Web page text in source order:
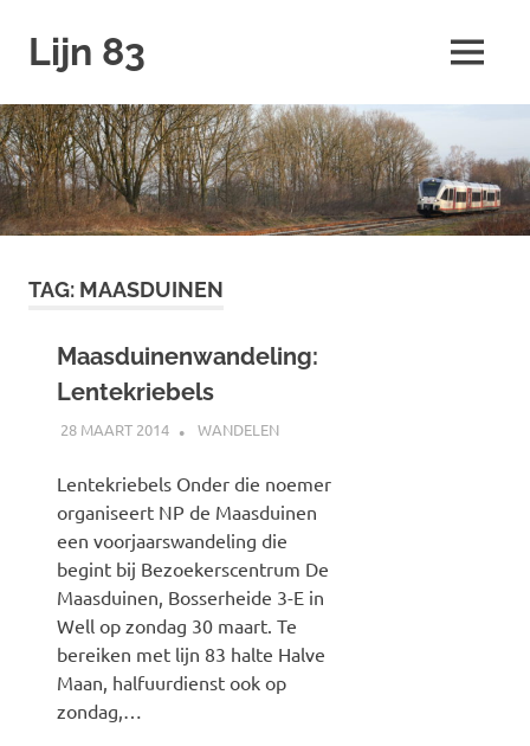
naar
inhoud
Lijn 83 MENU
TAG: MAASDUINEN
Maasduinenwandeling:
Lentekriebels
28 MAART 2014 JOHAN
WANDELEN
Lentekriebels Onder die noemer
organiseert NP de Maasduinen
een voorjaarswandeling die
begint bij Bezoekerscentrum De
Maasduinen, Bosserheide 3-E in
Well op zondag 30 maart. Te
bereiken met lijn 83 halte Halve
Maan, halfuurdienst ook op
zondag,…